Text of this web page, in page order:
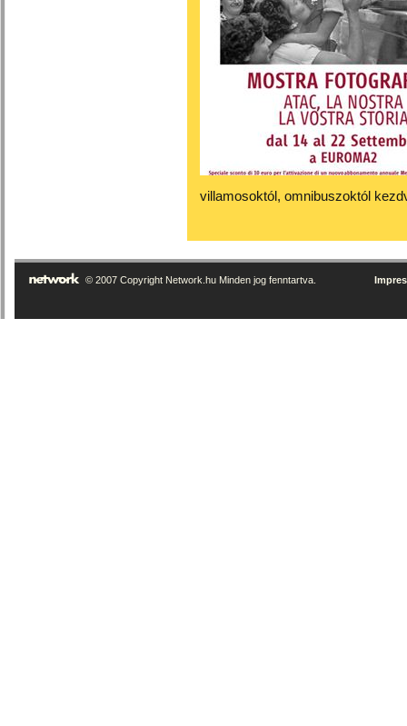
villamosoktól, omnibuszoktól
© 2007 Copyright Network.hu Minden jog fenntartva.